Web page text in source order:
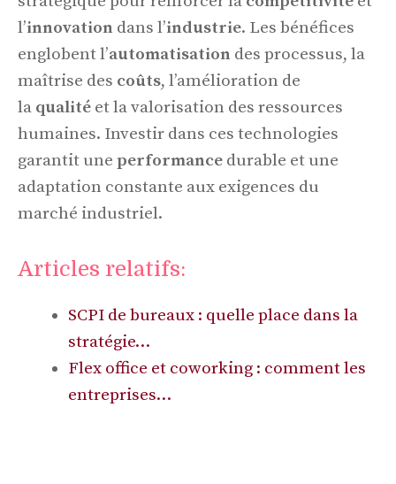
l’innovation dans l’industrie. Les bénéfices
englobent l’automatisation des processus, la
maîtrise des coûts, l’amélioration de
la qualité et la valorisation des ressources
humaines. Investir dans ces technologies
garantit une performance durable et une
adaptation constante aux exigences du
marché industriel.
Articles relatifs:
SCPI de bureaux : quelle place dans la
stratégie…
Flex office et coworking : comment les
entreprises…